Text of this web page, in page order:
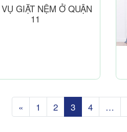
GIẶT NỆM Ở QUẬN
11
« 1 2 3 4 …